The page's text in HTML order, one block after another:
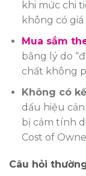
khi mức chi
không có
Mua sắm
bằng lý do
chất không
Không có
dấu hiệu
bị cảm tính
Cost of
Câu hỏi